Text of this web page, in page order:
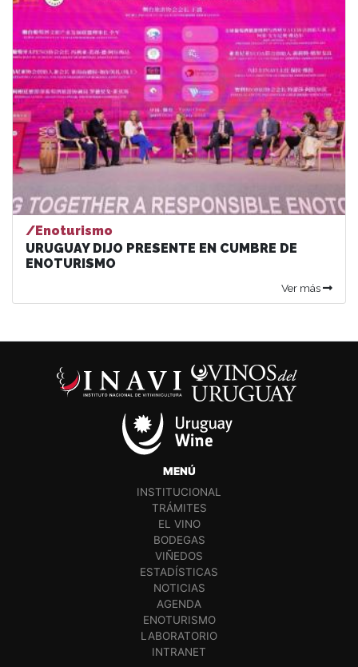
/Enoturismo
URUGUAY DIJO PRESENTE EN CUMBRE DE
ENOTURISMO
Ver más
MENÚ
INSTITUCIONAL
TRÁMITES
EL VINO
BODEGAS
VIÑEDOS
ESTADÍSTICAS
NOTICIAS
AGENDA
ENOTURISMO
LABORATORIO
INTRANET